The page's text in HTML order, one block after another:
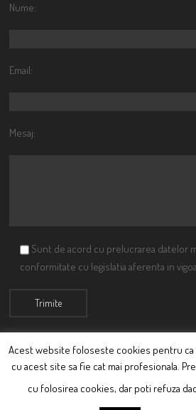
Nume:
Email:
Mesaj:
Sunt de acord cu prelucrarea datelor
conformitate cu legislatia aferenta in
© Ciutacu 2015 Parte a Imperiului
Acest website foloseste cookies pentru ca
cu acest site sa fie cat mai profesionala.
cu folosirea cookies, dar poti refuza